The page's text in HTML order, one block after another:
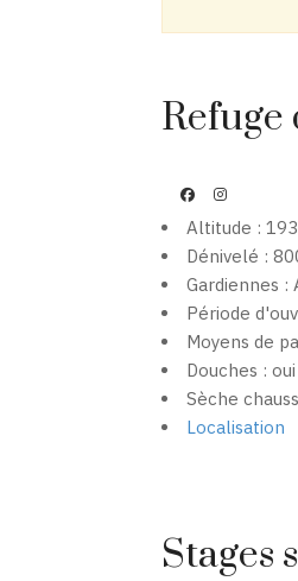
Refuge
Altitude :
Dénivelé :
Gardiennes :
Période
Moyens de
Douches : oui
Sèche
Localisation
Stages